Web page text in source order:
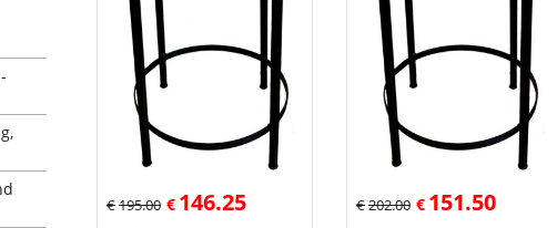
€195.00 € 146.25 €202.00 € 151.50